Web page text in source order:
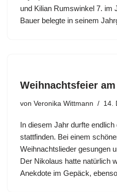
und Kilian Rumswinkel 7. im
Bauer belegte in seinem
Weihnachtsfeier am
von Veronika Wittmann 14.
In diesem Jahr durfte
stattfinden. Bei einem
Weihnachtslieder gesungen
Der Nikolaus hatte natürlich
Anekdote im Gepäck,